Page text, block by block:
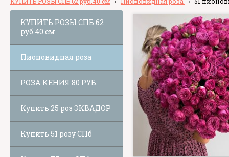
КУПИТЬ РОЗЫ СПБ 62
руб.40 см
Пионовидная роза
РОЗА КЕНИЯ 80 РУБ.
Купить 25 роз ЭКВАДОР
Купить 51 розу СПб